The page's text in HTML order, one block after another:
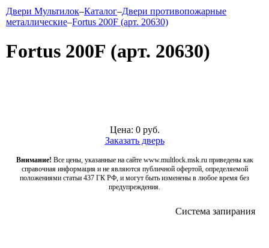
Двери Мультилок–Каталог–Двери противопожарные
металлические–Fortus 200F (арт. 20630)
Fortus 200F (арт. 20630)
Цена: 0руб.
Заказать дверь
Внимание! Все цены, указанные на сайте www.multlock.msk.ru приведены как
справочная информация и не являются публичной офертой, определяемой
положениями статьи 437 ГК РФ, и могут быть изменены в любое время без
предупреждения.
Система запирания